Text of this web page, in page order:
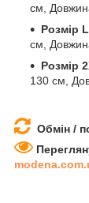
см,
Розмір
см,
Розмір
130 см,
Обмін /